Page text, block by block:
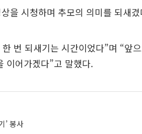
을 시청하며 추모의 의미를 되새
번 되새기는 시간이었다”며 “앞
이어가겠다”고 말했다.
’ 봉사